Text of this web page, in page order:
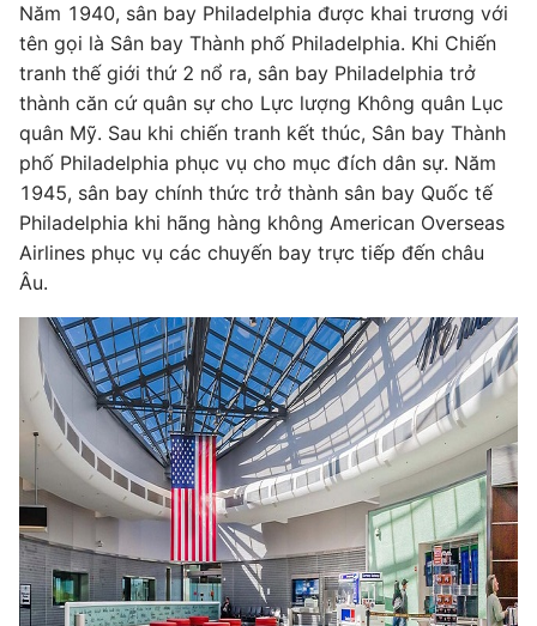
Năm 1940, sân bay Philadelphia được khai trương với
tên gọi là Sân bay Thành phố Philadelphia. Khi Chiến
tranh thế giới thứ 2 nổ ra, sân bay Philadelphia trở
thành căn cứ quân sự cho Lực lượng Không quân Lục
quân Mỹ. Sau khi chiến tranh kết thúc, Sân bay Thành
phố Philadelphia phục vụ cho mục đích dân sự. Năm
1945, sân bay chính thức trở thành sân bay Quốc tế
Philadelphia khi hãng hàng không American Overseas
Airlines phục vụ các chuyến bay trực tiếp đến châu
Âu.